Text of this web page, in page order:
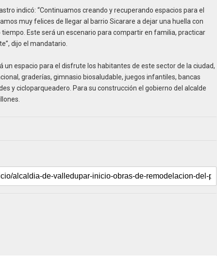
indicó: “Continuamos creando y recuperando espacios para el
muy felices de llegar al barrio Sicarare a dejar una huella con
Este será un escenario para compartir en familia, practicar
dijo el mandatario.
un espacio para el disfrute los habitantes de este sector de la ciudad,
graderías, gimnasio biosaludable, juegos infantiles, bancas
y cicloparqueadero. Para su construcción el gobierno del alcalde